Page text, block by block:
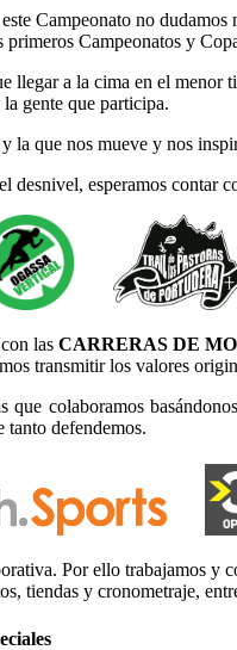
Campeonato no
primeros Campeonatos y
llegar a la cima en el
gente que participa.
la que nos mueve y nos
esperamos contar
las CARRERAS DE
transmitir los valores
que colaboramos
tanto defendemos.
Por ello trabajamos y
tiendas y cronometraje,